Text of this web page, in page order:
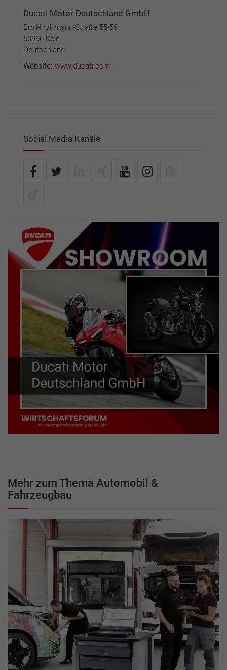
Ducati Motor Deutschland GmbH
Emil-Hoffmann-Straße 55-59
50996 Köln
Deutschland
Website: www.ducati.com
Social Media Kanäle
Mehr zum Thema Automobil &
Fahrzeugbau